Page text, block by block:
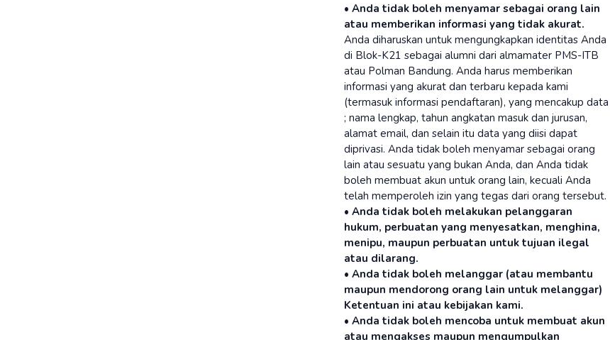
• Anda tidak boleh menyamar sebagai orang lain
atau memberikan informasi yang tidak akurat.
Anda diharuskan untuk mengungkapkan identitas Anda
di Blok-K21 sebagai alumni dari almamater PMS-ITB
atau Polman Bandung. Anda harus memberikan
informasi yang akurat dan terbaru kepada kami
(termasuk informasi pendaftaran), yang mencakup data
; nama lengkap, tahun angkatan masuk dan jurusan,
alamat email, dan selain itu data yang diisi dapat
diprivasi. Anda tidak boleh menyamar sebagai orang
lain atau sesuatu yang bukan Anda, dan Anda tidak
boleh membuat akun untuk orang lain, kecuali Anda
telah memperoleh izin yang tegas dari orang tersebut.
• Anda tidak boleh melakukan pelanggaran
hukum, perbuatan yang menyesatkan, menghina,
menipu, maupun perbuatan untuk tujuan ilegal
atau dilarang.
• Anda tidak boleh melanggar (atau membantu
maupun mendorong orang lain untuk melanggar)
Ketentuan ini atau kebijakan kami.
• Anda tidak boleh mencoba untuk membuat akun
atau mengakses maupun mengumpulkan